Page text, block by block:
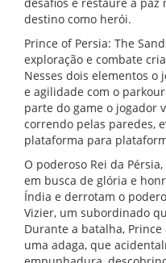
destino como herói.
Prince of Persia: The
exploração e combate
Nesses dois elementos
e agilidade com o
parte do game o jogador
correndo pelas paredes,
plataforma para
O poderoso Rei da
em busca de glória e
Índia e derrotam o
Vizier, um subordinado
Durante a batalha,
uma adaga, que